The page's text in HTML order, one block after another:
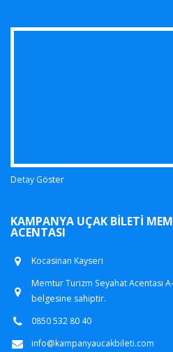
Detay Göster
KAMPANYA UÇAK BILETI
ACENTASI
Kocasinan Kayseri
Memtur Turizm Seyahat Acentası
belgesine sahiptir.
0850 532 80 40
info@kampanyaucakbileti.com